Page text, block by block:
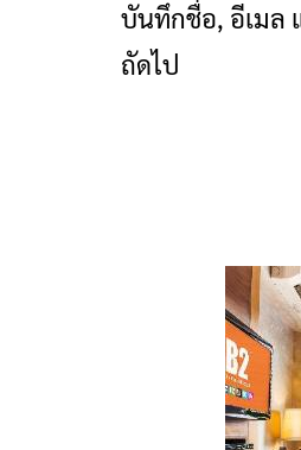
บันทึกชื่อ, อีเมล
ถัดไป